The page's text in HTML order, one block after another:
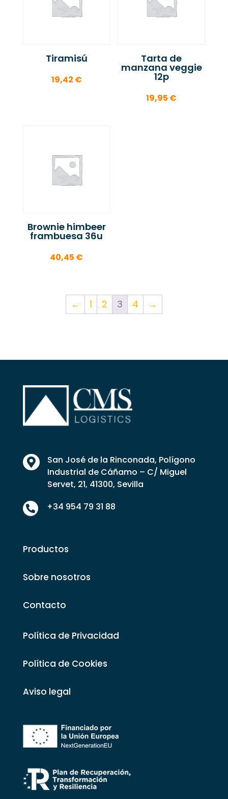
Tiramisú
19,42 €
Tarta de
manzana veggie
12p
19,95 €
Brownie himbeer
frambuesa 36u
40,45 €
← 1 2 3 4 →

San José de la Rinconada, Polígono
Industrial de Cáñamo – C/ Miguel
Servet, 21, 41300, Sevilla
 +34 954 79 31 88
Productos
Sobre nosotros
Contacto
Política de Privacidad
Política de Cookies
Aviso legal